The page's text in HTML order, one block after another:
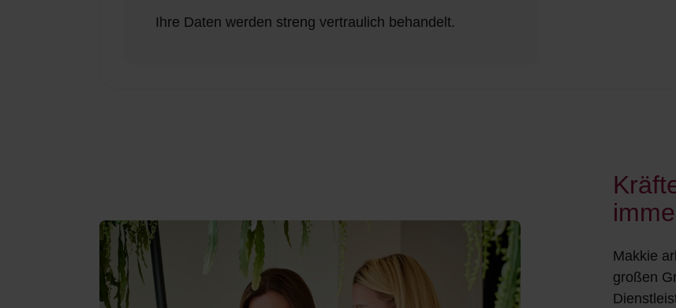
Ihre Daten werden streng vertraulich behandelt.
Makkie
großen